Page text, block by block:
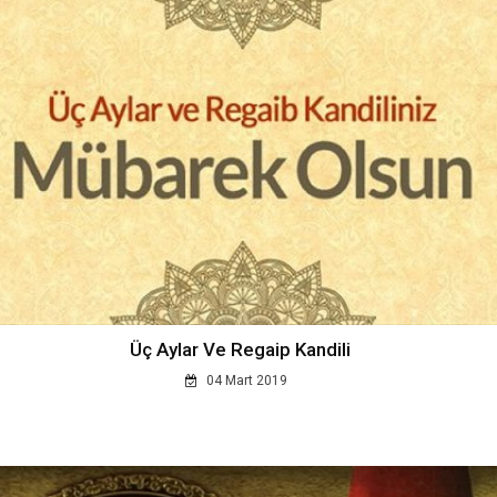
Üç Aylar Ve Regaip Kandili
04 Mart 2019